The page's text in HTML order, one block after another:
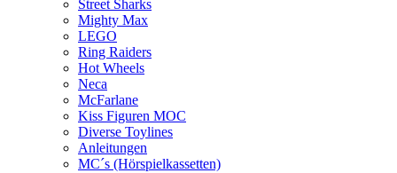
Street Sharks
Mighty Max
LEGO
Ring Raiders
Hot Wheels
Neca
McFarlane
Kiss Figuren MOC
Diverse Toylines
Anleitungen
MC´s (Hörspielkassetten)